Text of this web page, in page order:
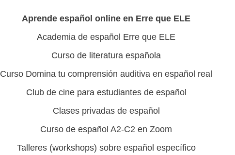
Aprende español online en Erre que ELE
Academia de español Erre que ELE
Curso de literatura española
Curso Domina tu comprensión auditiva en español real
Club de cine para estudiantes de español
Clases privadas de español
Curso de español A2-C2 en Zoom
Talleres (workshops) sobre español específico